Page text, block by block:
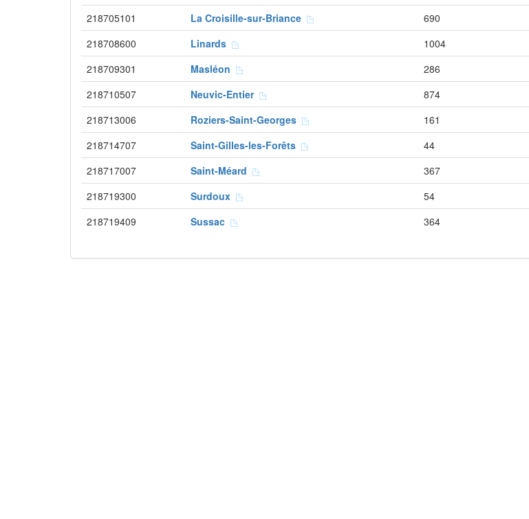
218705101 La Croisille-sur-Briance 690
218708600 Linards 1004
218709301 Masléon 286
218710507 Neuvic-Entier 874
218713006 Roziers-Saint-Georges 161
218714707 Saint-Gilles-les-Forêts 44
218717007 Saint-Méard 367
218719300 Surdoux 54
218719409 Sussac 364